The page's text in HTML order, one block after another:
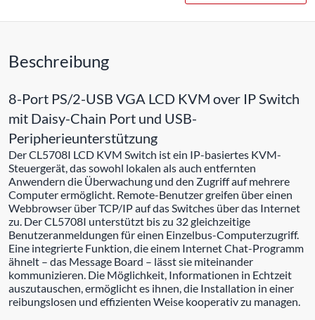
Beschreibung
8-Port PS/2-USB VGA LCD KVM over IP Switch
mit Daisy-Chain Port und USB-
Peripherieunterstützung
Der CL5708I LCD KVM Switch ist ein IP-basiertes KVM-
Steuergerät, das sowohl lokalen als auch entfernten
Anwendern die Überwachung und den Zugriff auf mehrere
Computer ermöglicht. Remote-Benutzer greifen über einen
Webbrowser über TCP/IP auf das Switches über das Internet
zu. Der CL5708I unterstützt bis zu 32 gleichzeitige
Benutzeranmeldungen für einen Einzelbus-Computerzugriff.
Eine integrierte Funktion, die einem Internet Chat-Programm
ähnelt – das Message Board – lässt sie miteinander
kommunizieren. Die Möglichkeit, Informationen in Echtzeit
auszutauschen, ermöglicht es ihnen, die Installation in einer
reibungslosen und effizienten Weise kooperativ zu managen.